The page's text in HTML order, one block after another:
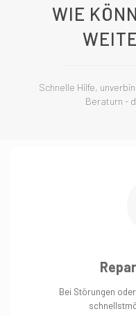
WIE
Schnelle Hilfe,
Beraturn -
Bei Störungen